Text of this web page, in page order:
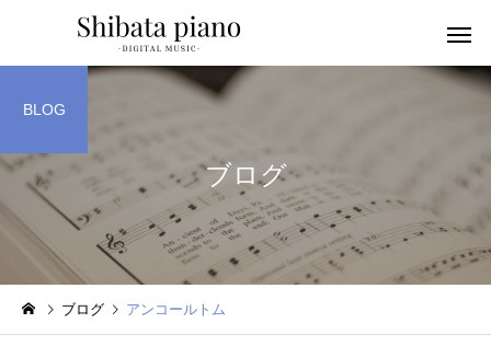
幼児音感レッスン
小・中・高・
ッスン
ブログ
BLOG
ブログ アンコールトム